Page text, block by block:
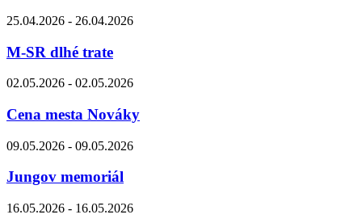
25.04.2026 - 26.04.2026
M-SR dlhé trate
02.05.2026 - 02.05.2026
Cena mesta Nováky
09.05.2026 - 09.05.2026
Jungov memoriál
16.05.2026 - 16.05.2026